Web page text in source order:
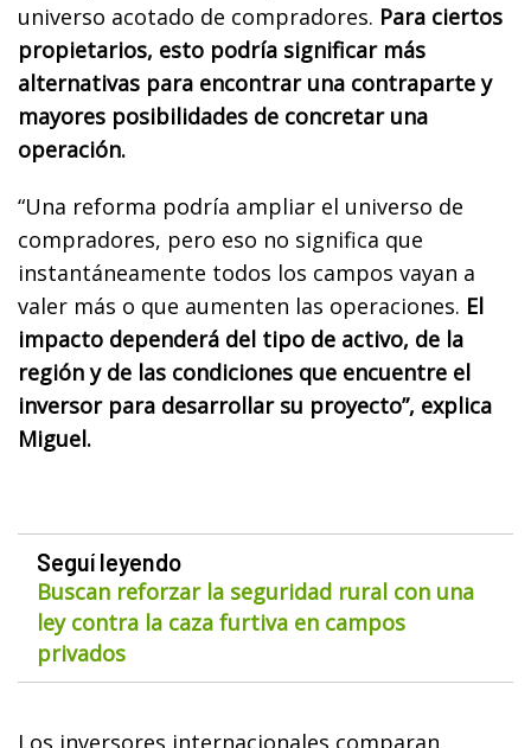
universo acotado de compradores. Para ciertos
propietarios, esto podría significar más
alternativas para encontrar una contraparte y
mayores posibilidades de concretar una
operación.
“Una reforma podría ampliar el universo de
compradores, pero eso no significa que
instantáneamente todos los campos vayan a
valer más o que aumenten las operaciones. El
impacto dependerá del tipo de activo, de la
región y de las condiciones que encuentre el
inversor para desarrollar su proyecto”, explica
Miguel.
Seguí leyendo
Buscan reforzar la seguridad rural con una
ley contra la caza furtiva en campos
privados
Los inversores internacionales comparan